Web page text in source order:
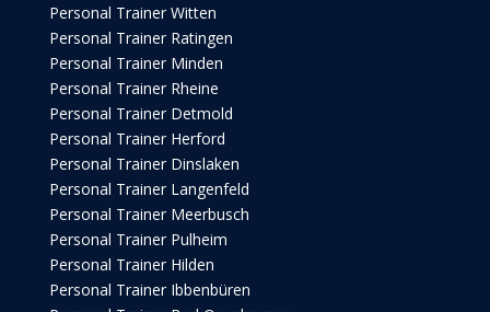
Personal Trainer Witten
Personal Trainer Ratingen
Personal Trainer Minden
Personal Trainer Rheine
Personal Trainer Detmold
Personal Trainer Herford
Personal Trainer Dinslaken
Personal Trainer Langenfeld
Personal Trainer Meerbusch
Personal Trainer Pulheim
Personal Trainer Hilden
Personal Trainer Ibbenbüren